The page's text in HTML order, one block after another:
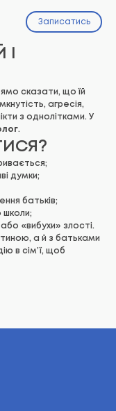
Записатись
сказати, що їй
агресія,
з однолітками. У
.
думки;
батьків;
школи;
«вибухи» злості.
а й з батьками
в сім’ї, щоб